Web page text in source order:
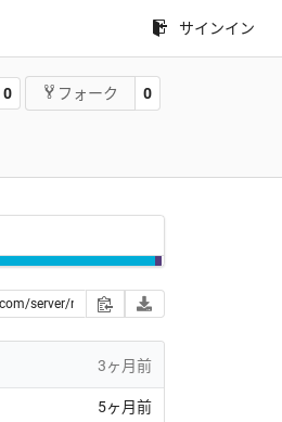
サインイン
0 フォーク 0
3ヶ月前
5ヶ月前